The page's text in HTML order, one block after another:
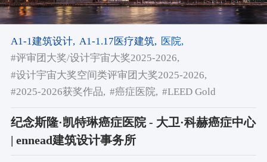
A1-1建筑设计, A1-1.17医疗建筑, 医院,
#评审团大奖/设计宇宙大奖2025-2026,
#设计宇宙大奖空间类评审团大奖2025-2026,
#2025-2026获奖作品, #癌症医院, #LEED Gold
纪念斯隆·凯特琳癌症医院 - 大卫·科赫癌症中心
| ennead建筑设计事务所